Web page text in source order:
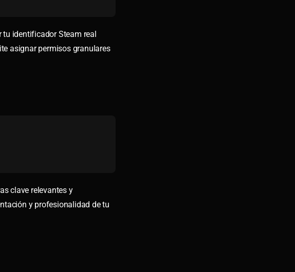
tu identificador Steam real
asignar permisos granulares
clave relevantes y
y profesionalidad de tu